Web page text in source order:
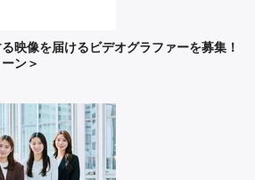
映像を届けるビデオグラファーを募集！
ン＞